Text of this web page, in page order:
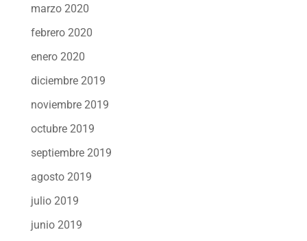
marzo 2020
febrero 2020
enero 2020
diciembre 2019
noviembre 2019
octubre 2019
septiembre 2019
agosto 2019
julio 2019
junio 2019